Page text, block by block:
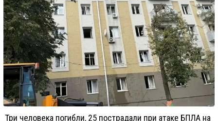
Три человека погибли, 25 пострадали при атаке БПЛА на